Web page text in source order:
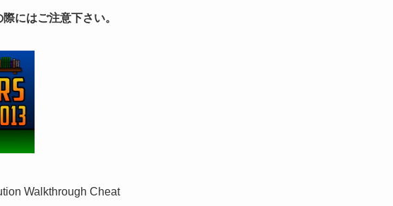
にはご注意下さい。
Walkthrough Cheat